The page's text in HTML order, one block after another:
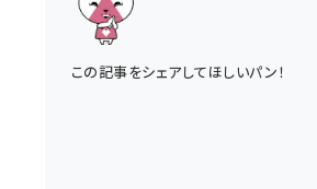
この記事をシェアしてほしいパン！